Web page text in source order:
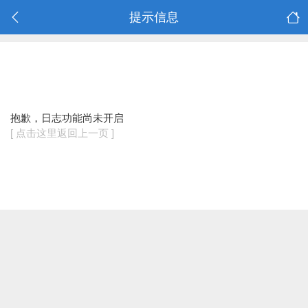
提示信息
抱歉，日志功能尚未开启
[ 点击这里返回上一页 ]